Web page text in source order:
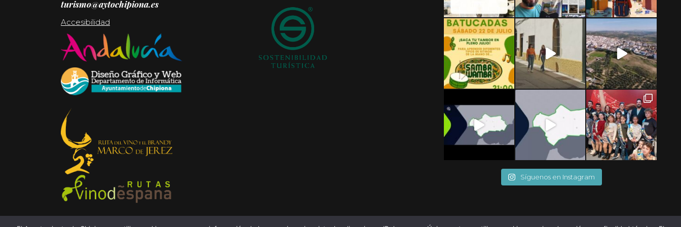
turismo@aytochipiona.es
Accesibilidad
Síguenos en Instagram